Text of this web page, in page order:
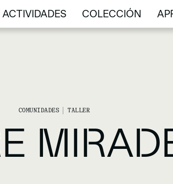
COLECCIÓN
COLECCIÓN
COMUNIDADES TALLER